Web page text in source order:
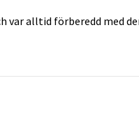
var alltid förberedd med